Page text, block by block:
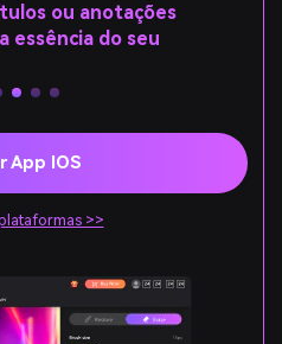
ou anotações
essência do seu
App IOS
>>